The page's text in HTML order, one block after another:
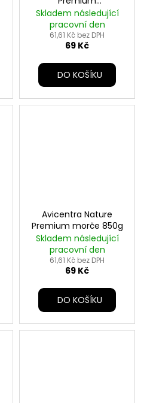
činčila+osmák 850g
Skladem následující
pracovní den
61,61 Kč bez DPH
69 Kč
DO KOŠÍKU
Avicentra Nature
Premium morče 850g
Skladem následující
pracovní den
61,61 Kč bez DPH
69 Kč
DO KOŠÍKU